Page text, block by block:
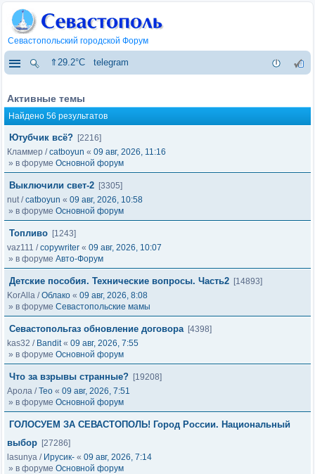
Севастопольский городской Форум
⇑29.2°C telegram
Активные темы
Найдено 56 результатов
Ютубчик всё? [2216]
Кламмер /catboyun « 09 авг, 2026, 11:16
» в форуме Основной форум
Выключили свет-2 [3305]
nut/catboyun « 09 авг, 2026, 10:58
» в форуме Основной форум
Топливо [1243]
vaz111 /copywriter « 09 авг, 2026, 10:07
» в форуме Авто-Форум
Детские пособия. Технические вопросы. Часть2 [14893]
KorAlla /Облако « 09 авг, 2026, 8:08
» в форуме Севастопольские мамы
Севастопольгаз обновление договора [4398]
kas32 / Bandit« 09 авг, 2026, 7:55
» в форуме Основной форум
Что за взрывы странные? [19208]
Арола /Тео « 09 авг, 2026, 7:51
» в форуме Основной форум
ГОЛОСУЕМ ЗА СЕВАСТОПОЛЬ! Город России. Национальный
выбор [27286]
lasunya / Ирусик- « 09 авг, 2026, 7:14
» в форуме Основной форум